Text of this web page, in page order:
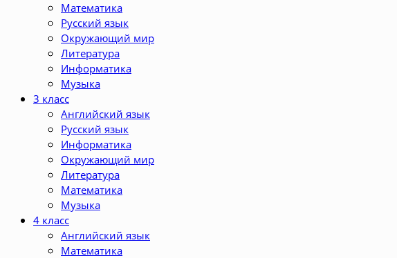
Математика
Русский язык
Окружающий мир
Литература
Информатика
Музыка
3 класс
Английский язык
Русский язык
Информатика
Окружающий мир
Литература
Математика
Музыка
4 класс
Английский язык
Математика